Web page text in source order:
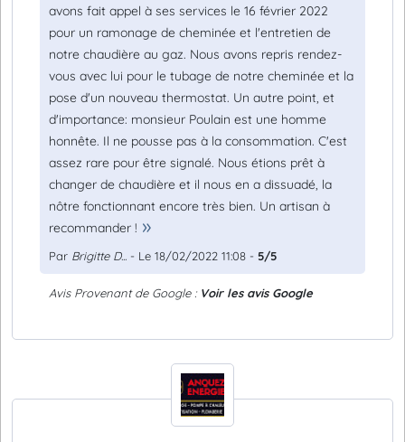
avons fait appel à ses services le 16 février 2022
pour un ramonage de cheminée et l'entretien de
notre chaudière au gaz. Nous avons repris rendez-
vous avec lui pour le tubage de notre cheminée et la
pose d'un nouveau thermostat. Un autre point, et
d'importance: monsieur Poulain est une homme
honnête. Il ne pousse pas à la consommation. C'est
assez rare pour être signalé. Nous étions prêt à
changer de chaudière et il nous en a dissuadé, la
nôtre fonctionnant encore très bien. Un artisan à
recommander !
Par Brigitte D... - Le 18/02/2022 11:08 - 5/5
Avis Provenant de Google : Voir les avis Google